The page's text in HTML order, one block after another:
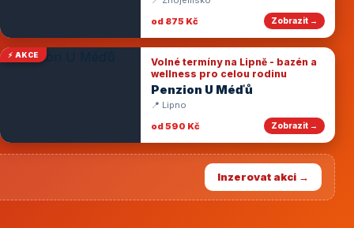
od 875 Kč
Zobrazit →
⚡ AKCE
Volné termíny na Lipně - bazén a
wellness pro celou rodinu
Penzion U Méďů
📍 Lipno
od 590 Kč
Zobrazit →
Inzerovat akci →